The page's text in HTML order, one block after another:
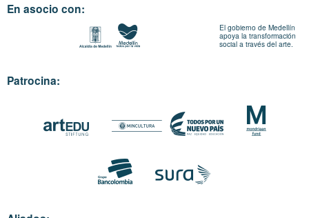
En asocio con:
El gobierno de Medellín
apoya la transformación
social a través del arte.
Patrocina: